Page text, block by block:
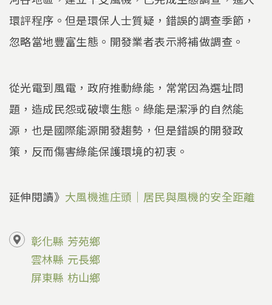
環評程序。但是環保人士質疑，錯誤的調查季節，
忽略當地豐富生態。開發業者表示將補做調查。
從光電到風電，政府推動綠能，常常因為選址問
題，造成民怨或破壞生態。綠能是潔淨的自然能
源，也是國際能源開發趨勢，但是錯誤的開發政
策，反而傷害綠能保護環境的初衷。
延伸閱讀》 大風機進庄頭｜居民與風機的安全距離
彰化縣 芳苑鄉
雲林縣 元長鄉
屏東縣 枋山鄉